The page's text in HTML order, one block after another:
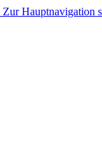
Zur Hauptnavigation